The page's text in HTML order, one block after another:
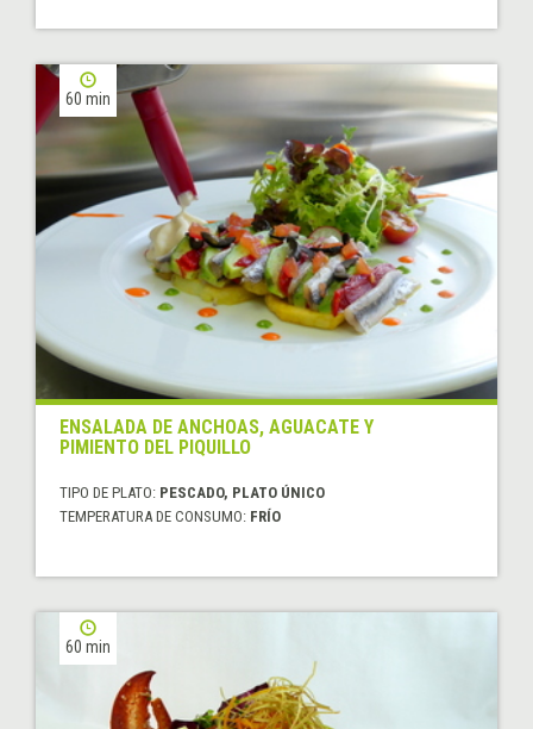
60 min
ENSALADA DE ANCHOAS, AGUACATE Y
PIMIENTO DEL PIQUILLO
TIPO DE PLATO: PESCADO, PLATO ÚNICO
TEMPERATURA DE CONSUMO: FRÍO
60 min